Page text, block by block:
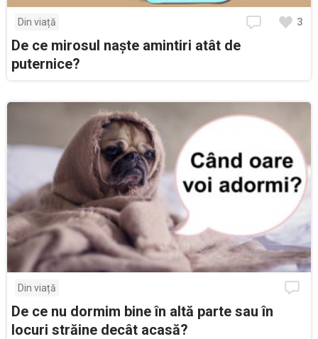
Din viață 3
De ce mirosul naște amintiri atât de
puternice?
Din viață
De ce nu dormim bine în altă parte sau în
locuri străine decât acasă?